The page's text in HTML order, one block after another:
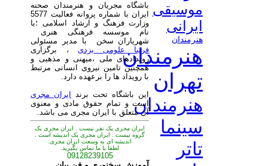
باشگاه مجریان و هنرمندان صحنه
ایران با شماره پروانه فعالیت 5577
وزارت فرهنگ و ارشاد اسلامی ؛با
نام موسسه فرهنگی هنری
شهریاران سخن با مدیر مسئولی
فریبا علومی یزدی ، برگزاری
رویدادهای ملی ،میهنی و مذهبی و
همچنین تامین نیروی انسانی مرتبط
با رویداد ها را برعهده دارد.
این باشگاه تحت برند ایران مجری
است و تمام حقوق مادی و معنوی
آن متعلق با ایران مجری می باشد.
ایران مجری یک نفر نیست . ایران مجری یک
گروه نیست . ایران مجری یک اندیشه است .
اندیشه ای به وسعت ایران مجری.
لطفا با ما تماس بگیرید.
09128239105
موسیقی
ایرانی
هنرمندان
هنرمندان
تهران
هنرمندان
سینما
تاتر